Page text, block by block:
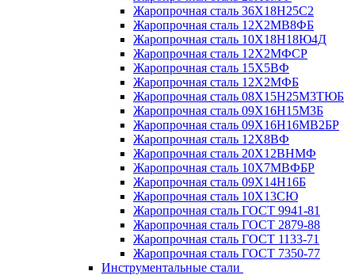
Жаропрочная сталь 36Х18Н25С2
Жаропрочная сталь 12Х2МВ8ФБ
Жаропрочная сталь 10Х18Н18Ю4Д
Жаропрочная сталь 12Х2МФСР
Жаропрочная сталь 15Х5ВФ
Жаропрочная сталь 12Х2МФБ
Жаропрочная сталь 08Х15Н25М3ТЮБ
Жаропрочная сталь 09Х16Н15М3Б
Жаропрочная сталь 09Х16Н16МВ2БР
Жаропрочная сталь 12Х8ВФ
Жаропрочная сталь 20Х12ВНМФ
Жаропрочная сталь 10Х7МВФБР
Жаропрочная сталь 09Х14Н16Б
Жаропрочная сталь 10Х13СЮ
Жаропрочная сталь ГОСТ 9941-81
Жаропрочная сталь ГОСТ 2879-88
Жаропрочная сталь ГОСТ 1133-71
Жаропрочная сталь ГОСТ 7350-77
Инструментальные стали